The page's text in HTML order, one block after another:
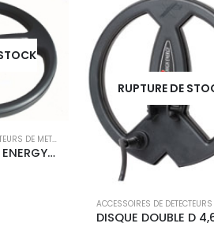
ACCESSOIRES DE DETECTEURS DE METAUX ACCESSOIRES XP
DISQUE DD HIGH ENERGY 27cm 18 KHZ avec protège-disque
RUPTURE DE